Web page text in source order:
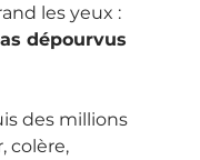
les yeux :
dépourvus
des millions
colère,